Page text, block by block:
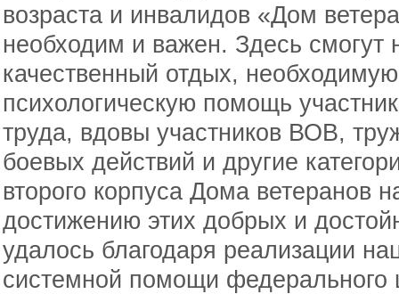
возраста и инвалидов «Дом
необходим и важен. Здесь смогут
качественный отдых,
психологическую помощь
труда, вдовы участников ВОВ,
боевых действий и другие
второго корпуса Дома ветеранов
достижению этих добрых и
удалось благодаря реализации
системной помощи федерального